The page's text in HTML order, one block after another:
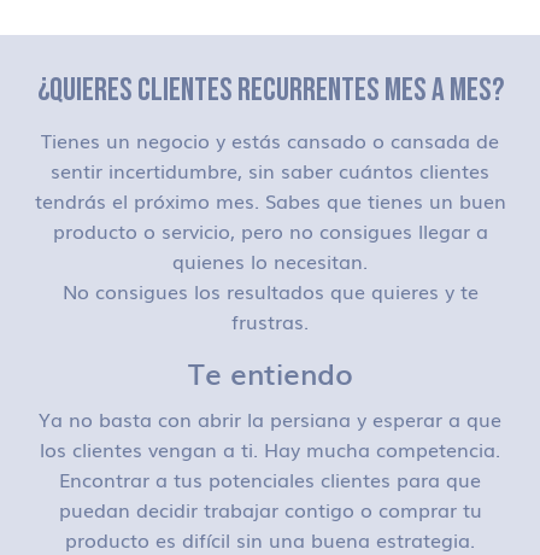
¿QUIERES CLIENTES RECURRENTES MES A MES?
Tienes un negocio y estás cansado o cansada de
sentir incertidumbre, sin saber cuántos clientes
tendrás el próximo mes. Sabes que tienes un buen
producto o servicio, pero no consigues llegar a
quienes lo necesitan.
No consigues los resultados que quieres y te
frustras.
Te entiendo
Ya no basta con abrir la persiana y esperar a que
los clientes vengan a ti. Hay mucha competencia.
Encontrar a tus potenciales clientes para que
puedan decidir trabajar contigo o comprar tu
producto es difícil sin una buena estrategia.